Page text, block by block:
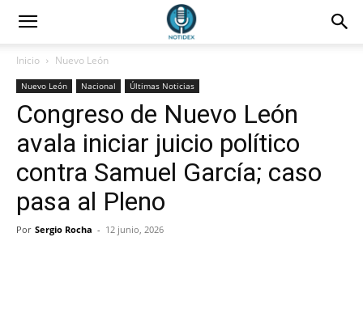
Inicio Nuevo León
Nuevo León Nacional Últimas Noticias
Congreso de Nuevo León
avala iniciar juicio político
contra Samuel García; caso
pasa al Pleno
Por Sergio Rocha - 12 junio, 2026